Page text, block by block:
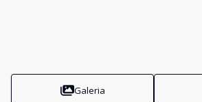
Galeria